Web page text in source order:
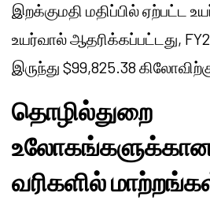
இறக்குமதி மதிப்பில் ஏற்பட்ட
உயர்வால் ஆதரிக்கப்பட்டது,
இருந்து $99,825.38
தொழில்துறை
உலோகங்களுக்கான
வரிகளில்